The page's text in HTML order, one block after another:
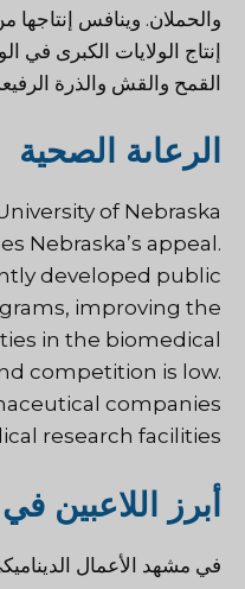
والحملان. وينافس إنتاجها
إنتاج الولايات الكبرى في
القمح والقش والذرة
الرعاىة الصحية
of Nebraska
Nebraska’s appeal.
developed public
improving the
in the biomedical
competition is low.
companies
research facilities.
أبرز اللاعبين
في مشهد الأعمال